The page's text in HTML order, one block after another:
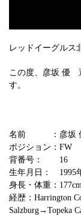
レッドイーグルス
この度、彦坂 優
す。
名前 ：彦坂 優
ポジション：FW
背番号： 16
生年月日： 1995
身長・体重：
経歴：Harrington
Salzburg→Topeka